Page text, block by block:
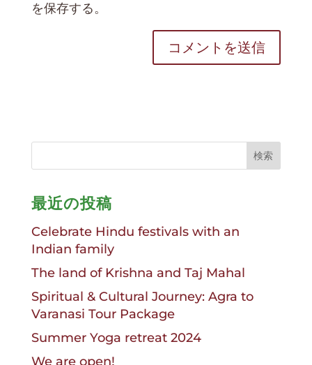
を保存する。
最近の投稿
Celebrate Hindu festivals with an
Indian family
The land of Krishna and Taj Mahal
Spiritual & Cultural Journey: Agra to
Varanasi Tour Package
Summer Yoga retreat 2024
We are open!